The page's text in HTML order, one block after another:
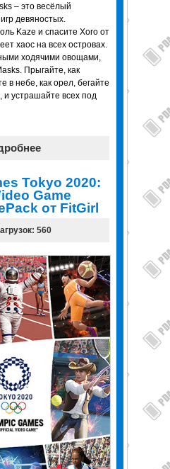
– это весёлый
девяностых.
Kaze и спасите Хого от
хаос на всех островах.
ходячими овощами,
Прыгайте, как
в небе, как орел, бегайте
устрашайте всех под
Tokyo 2020:
Game
от FitGirl
560